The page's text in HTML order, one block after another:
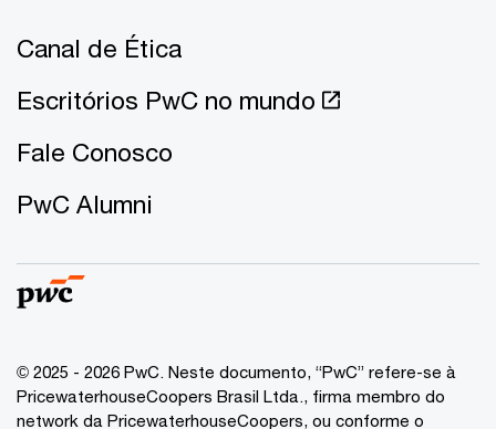
Canal de Ética
Escritórios PwC no mundo
Fale Conosco
PwC Alumni
© 2025 - 2026 PwC. Neste documento, “PwC” refere-se à
PricewaterhouseCoopers Brasil Ltda., firma membro do
network da PricewaterhouseCoopers, ou conforme o